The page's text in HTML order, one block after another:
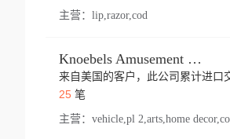
主营： lip,razor,cod
Knoebels Amusement Resort
来自美国的客户，此公司累计进口
25笔
主营：